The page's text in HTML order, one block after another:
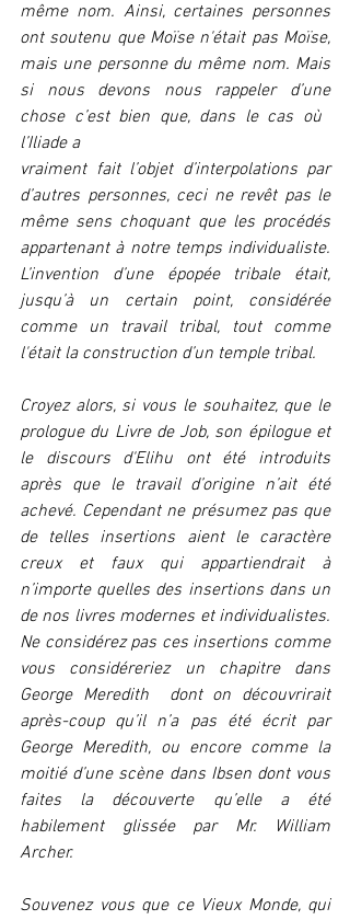
même nom. Ainsi, certaines personnes
ont soutenu que Moïse n'était pas Moïse,
mais une personne du même nom. Mais
si nous devons nous rappeler d’une
chose c’est bien que, dans le cas où ​
l’Iliade a
vraiment fait l’objet d’interpolations par
d’autres personnes, ceci ne revêt pas le
même sens choquant que les procédés
appartenant à notre temps individualiste.
L’invention d’une épopée tribale était,
jusqu’à un certain point, considérée
comme un travail tribal, tout comme
l'était la construction d’un temple tribal.
Croyez alors, si vous le souhaitez, que le
prologue du Livre de Job, son épilogue et
le discours d'Elihu ont été introduits
après que le travail d’origine n’ait été
achevé. Cependant ne présumez pas que
de telles insertions aient le caractère
creux et faux qui appartiendrait à
n’importe quelles des insertions dans un
de nos livres modernes et individualistes.
Ne considérez pas ces insertions comme
vous considéreriez un chapitre dans
George Meredith  dont on découvrirait
après-coup qu’il n’a pas été écrit par
George Meredith, ou encore comme la
moitié d’une scène dans Ibsen dont vous
faites la découverte qu’elle a été
habilement glissée par Mr. William
Archer.
Souvenez vous que ce Vieux Monde, qui